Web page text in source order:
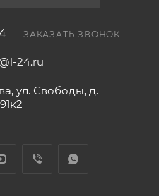
ЗАКАЗАТЬ ЗВОНОК
24.ru
ул. Свободы, д.
91к2